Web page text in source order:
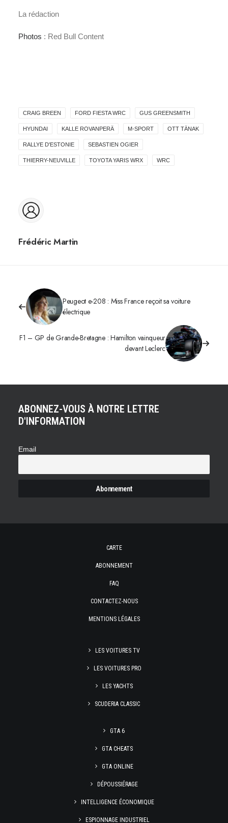
La rédaction
Photos : Red Bull Content
CRAIG BREEN FORD FIESTA WRC GUS GREENSMITH
HYUNDAI KALLE ROVANPERÄ M-SPORT OTT TÄNAK
RALLYE D'ESTONIE SEBASTIEN OGIER
THIERRY-NEUVILLE TOYOTA YARIS WRX WRC
Frédéric Martin
Peugeot e-208 : Miss France reçoit sa voiture
électrique
F1 – GP de Grande-Bretagne : Hamilton vainqueur
devant Leclerc
ABONNEZ-VOUS À NOTRE LETTRE
D'INFORMATION
Email
CARTE
ABONNEMENT
FAQ
CONTACTEZ-NOUS
MENTIONS LÉGALES
LES VOITURES TV
LES VOITURES PRO
LES YACHTS
SCUDERIA CLASSIC
GTA 6
GTA CHEATS
GTA ONLINE
DÉPOUSSIÉRAGE
INTELLIGENCE ÉCONOMIQUE
ESPIONNAGE INDUSTRIEL